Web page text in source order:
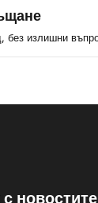
без излишни